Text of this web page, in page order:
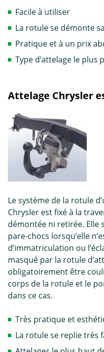
Facile à utiliser
La rotule se démonte
Pratique et à un prix
Type d’attelage le plus
Attelage Chrysler
Le système de la rotule
Chrysler est fixé à la
démontée ni retirée. Elle
pare-chocs lorsqu’elle
d’immatriculation ou
masqué par la rotule
obligatoirement être
corps de la rotule et le
dans ce cas.
Très pratique et
La rotule se replie très